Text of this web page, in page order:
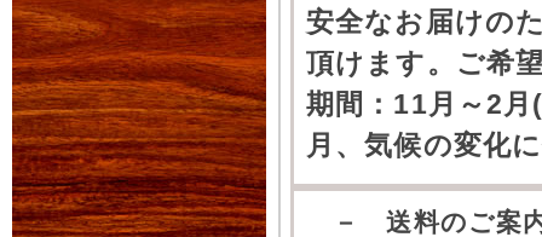
安全なお届けの
頂けます。ご希
期間：11月～2
月、気候の変化
－ 送料のご案